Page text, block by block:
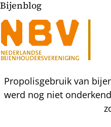
Bijenblog
Propolisgebruik van
werd nog niet